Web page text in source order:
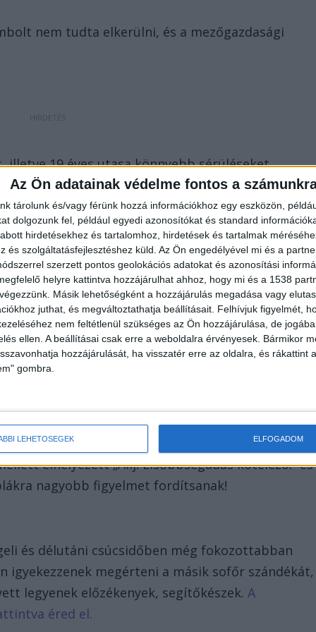
Az Ön adatainak védelme fontos a
tárolunk és/vagy férünk hozzá információkhoz egy eszközön,
dolgozunk fel, például egyedi azonosítókat és standard
hirdetésekhez és tartalomhoz, hirdetések és tartalmak
és szolgáltatásfejlesztéshez küld. Az Ön engedélyével mi és a
szerzett pontos geolokációs adatokat és azonosítási
helyre kattintva hozzájárulhat ahhoz, hogy mi és a 1538
Másik lehetőségként a hozzájárulás megadása vagy
juthat, és megváltoztathatja beállításait. Felhívjuk figyelmét,
nem feltétlenül szükséges az Ön hozzájárulása, de
ellen. A beállításai csak erre a weboldalra érvényesek. Bármikor
hozzájárulását, ha visszatér erre az oldalra, és rákattint
gombra.
LEHETŐSÉGEK ELFOGADOM
nem tudta elkerülni, és a mezőgazdasági
illetve 19 éves utasa könnyebb sérüléseket
kórházba szállították. Az eset
vizsgálja.
Vármegyei Rendőr-főkapitányság az alábbiakra
baleseti okok között szerepel az elsőbbségi
A KRESZ az elsőbbségi joggal
amelynek elsőbbsége van, az
haladási irányának vagy sebességének
hogy az útkereszteződésekhez érve
elhelyezett „Állj! Elsőbbségadás kötelező!” és
nagyobb figyelmet fordítsanak!
és délutáni csúcsidőben még fokozottabban
igyekezzenek megérteni a másik sofőr szándékát,
legyenek előzékenyek, segítőkészek.A
éred el.